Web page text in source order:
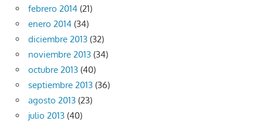
febrero 2014 (21)
enero 2014 (34)
diciembre 2013 (32)
noviembre 2013 (34)
octubre 2013 (40)
septiembre 2013 (36)
agosto 2013 (23)
julio 2013 (40)